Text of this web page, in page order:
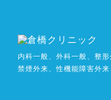
内科一般、 外科一般、 整形
禁煙外来、性機能障害外来